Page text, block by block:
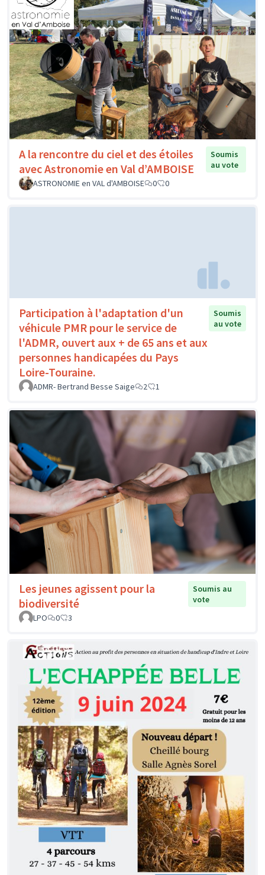
A la rencontre du ciel et des étoiles
avec Astronomie en Val d’AMBOISE
Soumis
au vote
ASTRONOMIE en VAL d'AMBOISE
0 0
Participation à l'adaptation d'un
véhicule PMR pour le service de
l'ADMR, ouvert aux + de 65 ans et aux
personnes handicapées du Pays
Loire-Touraine.
Soumis
au vote
ADMR- Bertrand Besse Saige 2 1
Les jeunes agissent pour la
biodiversité
Soumis au
vote
LPO
0 3